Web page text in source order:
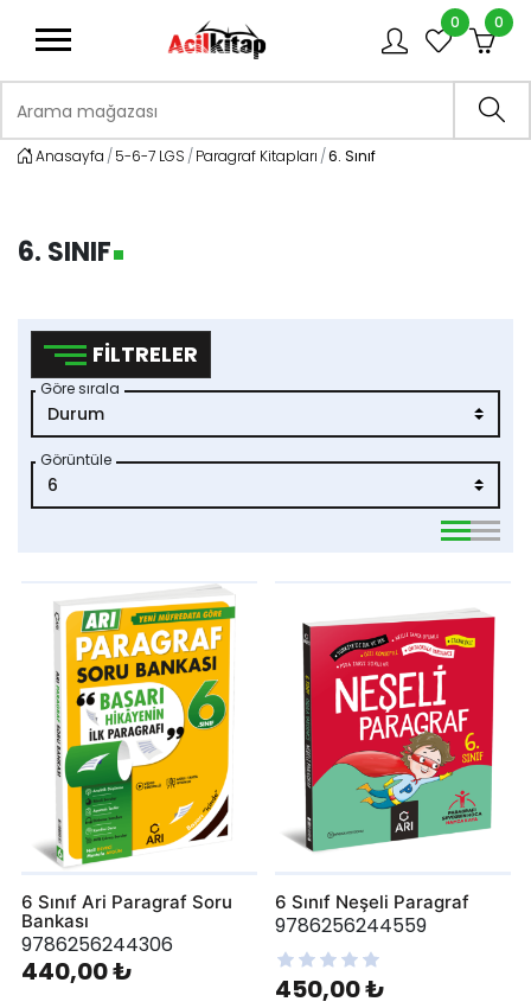
0 0
Anasayfa 5-6-7 LGS Paragraf Kitapları 6. Sınıf
6. SINIF
FILTRELER
Göre sırala
Görüntüle
6 Sınıf Ari Paragraf Soru
Bankası
9786256244306
440,00 ₺
6 Sınıf Neşeli Paragraf
9786256244559
450,00 ₺